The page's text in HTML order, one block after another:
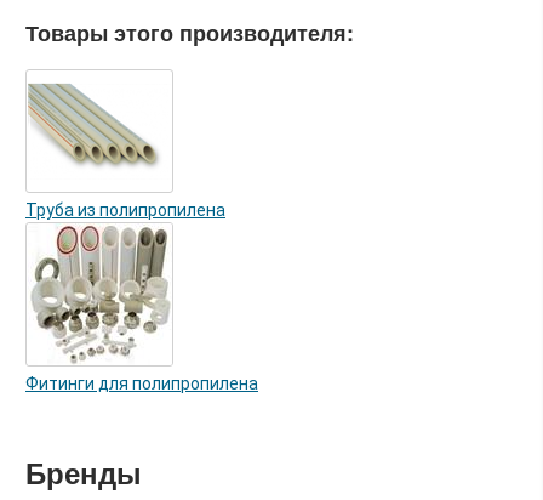
Товары этого производителя:
Труба из полипропилена
Фитинги для полипропилена
Бренды